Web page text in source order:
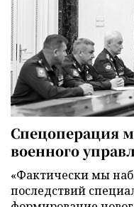
Спецоперация
военного
«Фактически мы
последствий